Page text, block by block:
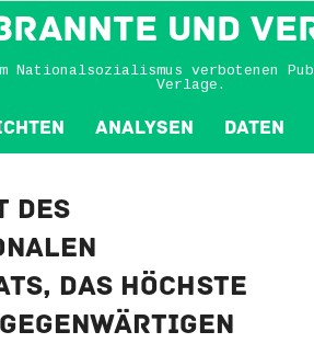
und
Nationalsozialismus verbotenen
Verlage.
Analysen Daten
des
das höchste